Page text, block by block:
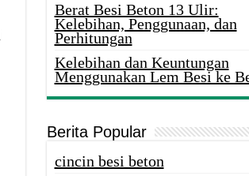
Berat Besi Beton 13 Ulir:
Kelebihan, Penggunaan, dan
Perhitungan
Kelebihan dan Keuntungan
Menggunakan Lem Besi ke
Berita Popular
cincin besi beton